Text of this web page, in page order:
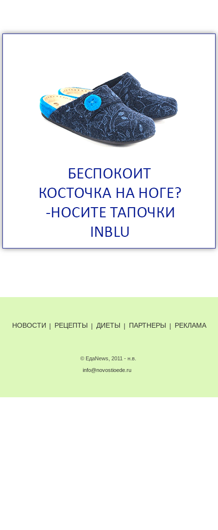
НОВОСТИ | РЕЦЕПТЫ | ДИЕТЫ | ПАРТНЕРЫ | РЕКЛАМА
© ЕдаNews, 2011 - н.в.
info@novostioede.ru